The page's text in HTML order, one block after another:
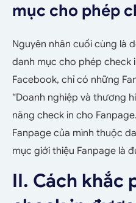
mục cho phép
Nguyên nhân cuối cùng là
danh mục cho phép check
Facebook, chỉ có những
“Doanh nghiệp và thương
năng check in cho
Fanpage của mình thuộc
mục giới thiệu Fanpage là
II. Cách khắc